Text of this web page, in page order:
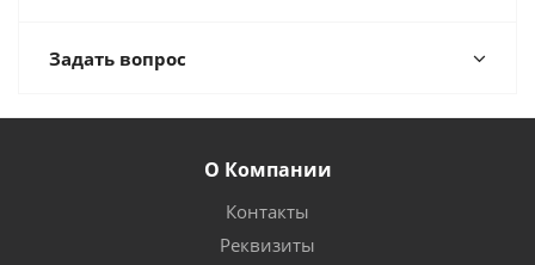
Задать вопрос
О Компании
Контакты
Реквизиты